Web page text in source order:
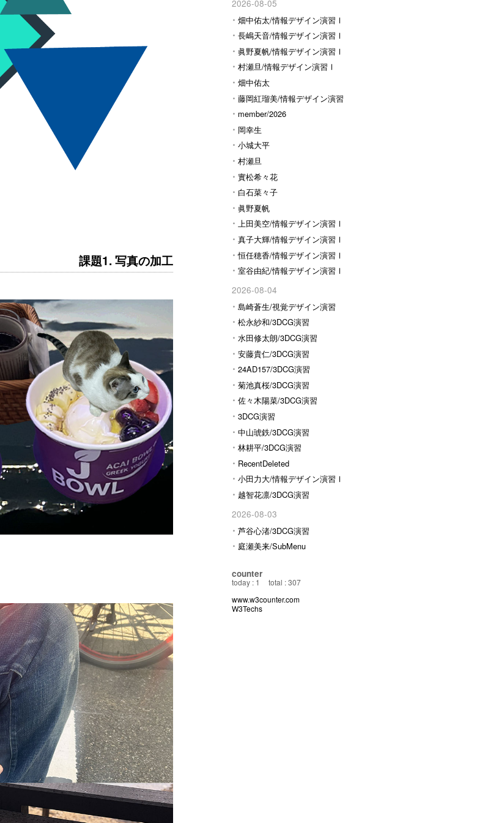
2026-08-05
畑中佑太/情報デザイン演習Ⅰ
長嶋天音/情報デザイン演習Ⅰ
眞野夏帆/情報デザイン演習Ⅰ
村瀬旦/情報デザイン演習Ⅰ
畑中佑太
藤岡紅瑠美/情報デザイン演習
Ⅰ member/2026
岡幸生
小城大平
村瀬旦
實松希々花
白石菜々子
眞野夏帆
上田美空/情報デザイン演習Ⅰ
真子大輝/情報デザイン演習Ⅰ
恒任穂香/情報デザイン演習Ⅰ
室谷由紀/情報デザイン演習Ⅰ
2026-08-04
島崎蒼生/視覚デザイン演習
松永紗和/3DCG演習
水田修太朗/3DCG演習
安藤貴仁/3DCG演習
24AD157/3DCG演習
菊池真桜/3DCG演習
佐々木陽菜/3DCG演習
3DCG演習
中山琥鉄/3DCG演習
林耕平/3DCG演習
RecentDeleted
小田力大/情報デザイン演習Ⅰ
越智花凛/3DCG演習
2026-08-03
芦谷心渚/3DCG演習
庭瀬美来/SubMenu
counter
today : 1
total : 307
www.w3counter.com
W3Techs
課題1. 写真の加工